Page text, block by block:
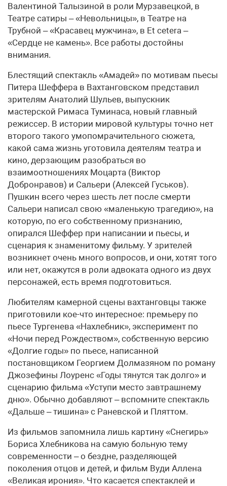
Валентиной Талызиной в роли Мурзавецкой, в
Театре сатиры – «Невольницы», в Театре на
Трубной – «Красавец мужчина», в Et cetera –
«Сердце не камень». Все работы достойны
внимания.
Блестящий спектакль «Амадей» по мотивам пьесы
Питера Шеффера в Вахтанговском представил
зрителям Анатолий Шульев, выпускник
мастерской Римаса Туминаса, новый главный
режиссер. В истории мировой культуры точно нет
второго такого умопомрачительного сюжета,
какой сама жизнь уготовила деятелям театра и
кино, дерзающим разобраться во
взаимоотношениях Моцарта (Виктор
Добронравов) и Сальери (Алексей Гуськов).
Пушкин всего через шесть лет после смерти
Сальери написал свою «маленькую трагедию», на
которую, по его собственному признанию,
опирался Шеффер при написании и пьесы, и
сценария к знаменитому фильму. У зрителей
возникнет очень много вопросов, и они, хотят того
или нет, окажутся в роли адвоката одного из двух
персонажей, есть время подготовиться.
Любителям камерной сцены вахтанговцы также
приготовили кое-что интересное: премьеру по
пьесе Тургенева «Нахлебник», эксперимент по
«Ночи перед Рождеством», собственную версию
«Долгие годы» по пьесе, написанной
постановщиком Георгием Долмазяном по роману
Джозефины Лоуренс «Годы тянутся так долго» и
сценарию фильма «Уступи место завтрашнему
дню». Обычно добавляют – вспомните спектакль
«Дальше – тишина» с Раневской и Пляттом.
Из фильмов запомнила лишь картину «Снегирь»
Бориса Хлебникова на самую больную тему
современности – о бездне, разделяющей
поколения отцов и детей, и фильм Вуди Аллена
«Великая ирония». Что касается спектаклей и